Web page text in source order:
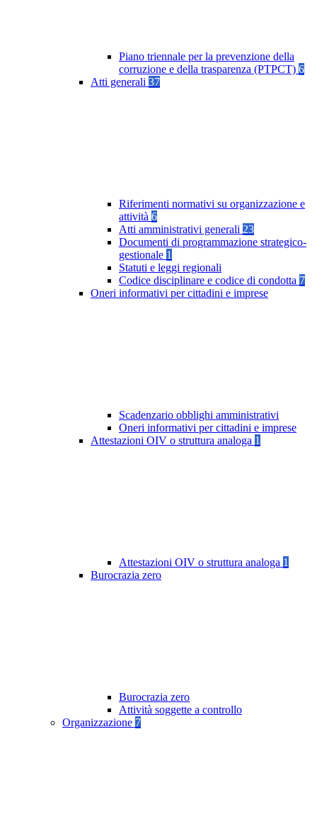
Piano triennale per la prevenzione della
corruzione e della trasparenza (PTPCT) 6
Atti generali 37
Riferimenti normativi su organizzazione e
attività 6
Atti amministrativi generali 23
Documenti di programmazione strategico-
gestionale 1
Statuti e leggi regionali
Codice disciplinare e codice di condotta 7
Oneri informativi per cittadini e imprese
Scadenzario obblighi amministrativi
Oneri informativi per cittadini e imprese
Attestazioni OIV o struttura analoga 1
Attestazioni OIV o struttura analoga 1
Burocrazia zero
Burocrazia zero
Attività soggette a controllo
Organizzazione 7